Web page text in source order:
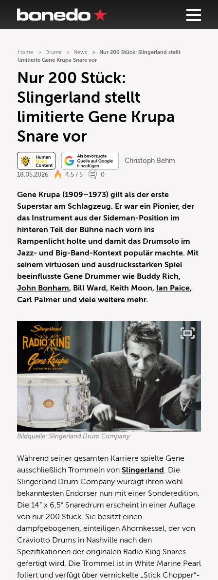
Home Drums News
Nur 200 Stück: Slingerland stellt
limitierte Gene Krupa Snare vor
Nur 200 Stück:
Slingerland stellt
limitierte Gene Krupa
Snare vor
Christoph Behm
18.05.2026
4,5 / 5 0
Gene Krupa (1909–1973) gilt als der erste
Superstar am Schlagzeug. Er war ein Pionier, der
das Instrument aus der Sideman-Position im
hinteren Teil der Bühne nach vorn ins
Rampenlicht holte und damit das Drumsolo im
Jazz- und Big-Band-Kontext populär machte. Mit
seinem virtuosen und ausdrucksstarken Spiel
beeinflusste Gene Drummer wie Buddy Rich,
John Bonham, Bill Ward, Keith Moon, Ian Paice,
Carl Palmer und viele weitere mehr.
Bildquelle: Slingerland Drum Company
Während seiner gesamten Karriere spielte Gene
ausschließlich Trommeln von Slingerland . Die
Slingerland Drum Company würdigt ihren wohl
bekanntesten Endorser nun mit einer Sonderedition.
Die 14“ x 6,5“ Snaredrum erscheint in einer Auflage
von nur 200 Stück. Sie besitzt einen
dampfgebogenen, einteiligen Ahornkessel, der von
Craviotto Drums in Nashville nach den
Spezifikationen der originalen Radio King Snares
gefertigt wird. Die Trommel ist in White Marine Pearl
foliert und verfügt über vernickelte „Stick Chopper“-